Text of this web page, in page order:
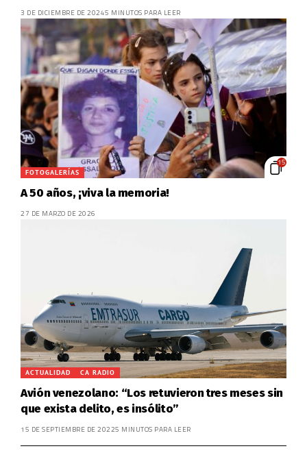
3 DE DICIEMBRE DE 20245 MINUTOS PARA LEER
15
FOTOGALERÍAS
A 50 años, ¡viva la memoria!
27 DE MARZO DE 2026
ACTUALIDAD CA RADIO
Avión venezolano: “Los retuvieron tres meses sin
que exista delito, es insólito”
15 DE SEPTIEMBRE DE 20225 MINUTOS PARA LEER